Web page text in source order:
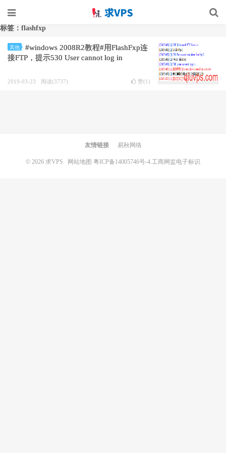
标签：flashfxp
其他
#windows 2008R2教程#用FlashFxp连
接FTP，提示530 User cannot log in
2019-03-23 阅读(3737) 赞(1 )
友情链接 易秋网络
© 2026 求VPS 网站地图 粤ICP备14005746号-4.工商网监电子标识